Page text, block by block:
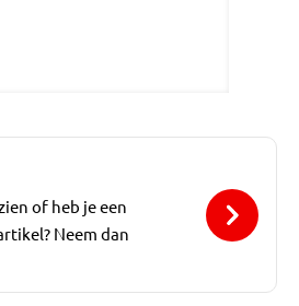
of heb je een
Neem dan